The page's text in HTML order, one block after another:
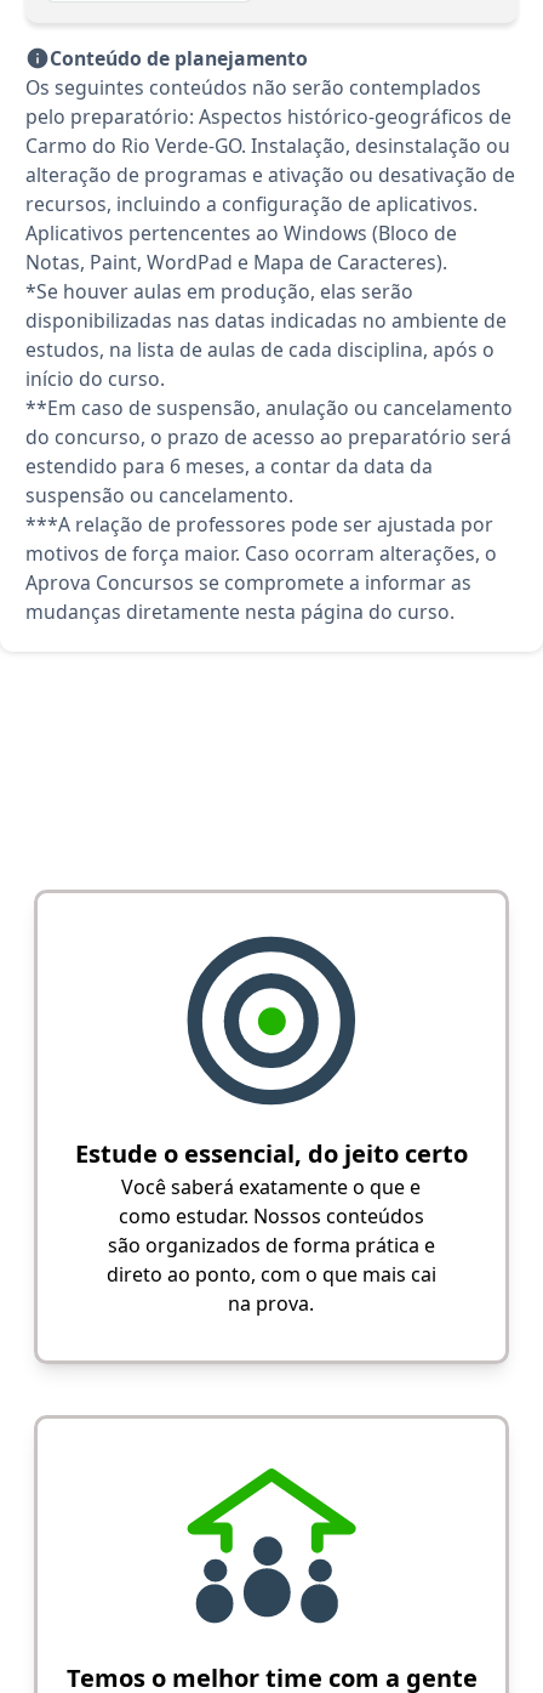
Conteúdo de planejamento
Os seguintes conteúdos não serão contemplados
pelo preparatório: Aspectos histórico-geográficos de
Carmo do Rio Verde-GO. Instalação, desinstalação ou
alteração de programas e ativação ou desativação de
recursos, incluindo a configuração de aplicativos.
Aplicativos pertencentes ao Windows (Bloco de
Notas, Paint, WordPad e Mapa de Caracteres).
*Se houver aulas em produção, elas serão
disponibilizadas nas datas indicadas no ambiente de
estudos, na lista de aulas de cada disciplina, após o
início do curso.
**Em caso de suspensão, anulação ou cancelamento
do concurso, o prazo de acesso ao preparatório será
estendido para 6 meses, a contar da data da
suspensão ou cancelamento.
***A relação de professores pode ser ajustada por
motivos de força maior. Caso ocorram alterações, o
Aprova Concursos se compromete a informar as
mudanças diretamente nesta página do curso.
Estude o essencial, do jeito certo
Você saberá exatamente o que e
como estudar. Nossos conteúdos
são organizados de forma prática e
direto ao ponto, com o que mais cai
na prova.
Temos o melhor time com a gente